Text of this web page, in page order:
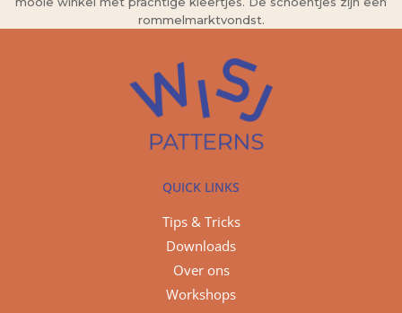
rommelmarktvondst.
QUICK LINKS
Tips & Tricks
Downloads
Over ons
Workshops